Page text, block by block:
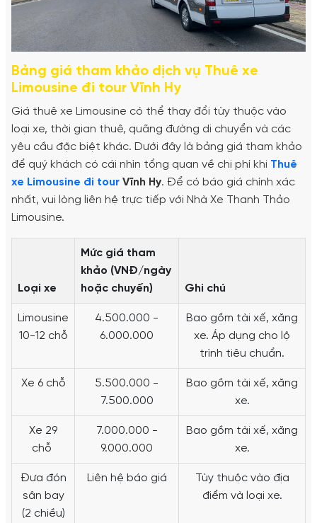
Bảng giá tham khảo dịch vụ Thuê xe
Limousine đi tour Vĩnh Hy
Giá thuê xe Limousine có thể thay đổi tùy thuộc vào
loại xe, thời gian thuê, quãng đường di chuyển và các
yêu cầu đặc biệt khác. Dưới đây là bảng giá tham khảo
để quý khách có cái nhìn tổng quan về chi phí khi Thuê
xe Limousine đi tour Vĩnh Hy. Để có báo giá chính xác
nhất, vui lòng liên hệ trực tiếp với Nhà Xe Thanh Thảo
Limousine.
Loại xe
Mức giá tham
khảo (VNĐ/ngày
hoặc chuyến)
Ghi chú
Limousine
10-12 chỗ
4.500.000 -
6.000.000
Bao gồm tài xế, xăng
xe. Áp dụng cho lộ
trình tiêu chuẩn.
Xe 6 chỗ
5.500.000 -
7.500.000
Bao gồm tài xế, xăng
xe.
Xe 29
chỗ
7.000.000 -
9.000.000
Bao gồm tài xế, xăng
xe.
Đưa đón
sân bay
(2 chiều)
Liên hệ báo giá
Tùy thuộc vào địa
điểm và loại xe.